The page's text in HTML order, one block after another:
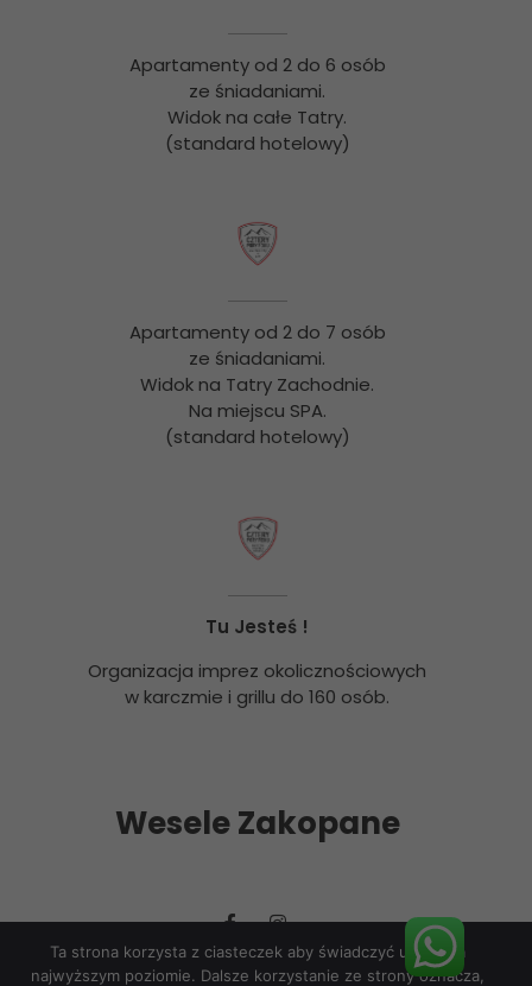
Apartamenty od 2 do 6 osób
ze śniadaniami.
Widok na całe Tatry.
(standard hotelowy)
Apartamenty od 2 do 7 osób
ze śniadaniami.
Widok na Tatry Zachodnie.
Na miejscu SPA.
(standard hotelowy)
Tu Jesteś !
Organizacja imprez okolicznościowych
w karczmie i grillu do 160 osób.
Wesele Zakopane
Ta strona korzysta z ciasteczek aby świadczyć usługi na
najwyższym poziomie. Dalsze korzystanie ze strony oznacza,